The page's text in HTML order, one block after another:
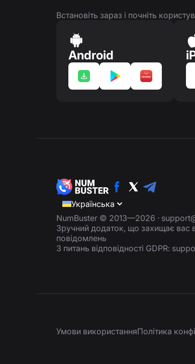
Встановіть зараз і почніть
Android
Українська
NumBuster © 2013—2026 ·
Зручний додаток, що захищає вас
повідомлень
З питань відповідності GDPR:
Умови використанняПолітика